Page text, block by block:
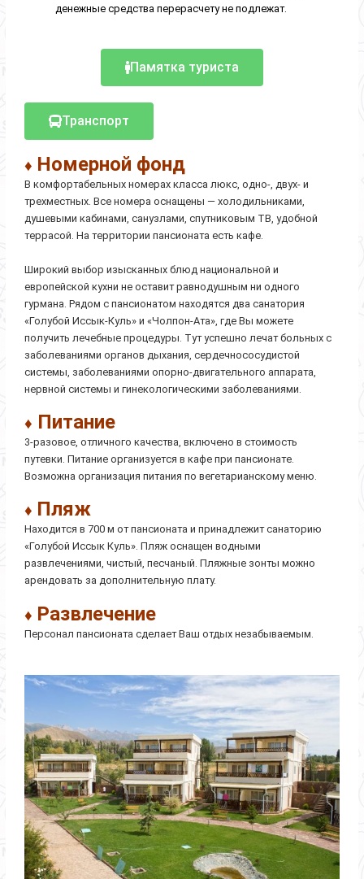
денежные средства перерасчету не подлежат.
Памятка туриста
Транспорт
♦ Номерной фонд
В комфортабельных номерах класса люкс, одно-, двух- и
трехместных. Все номера оснащены — холодильниками,
душевыми кабинами, санузлами, спутниковым ТВ, удобной
террасой. На территории пансионата есть кафе.
Широкий выбор изысканных блюд национальной и
европейской кухни не оставит равнодушным ни одного
гурмана. Рядом с пансионатом находятся два санатория
«Голубой Иссык-Куль» и «Чолпон-Ата», где Вы можете
получить лечебные процедуры. Тут успешно лечат больных с
заболеваниями органов дыхания, сердечнососудистой
системы, заболеваниями опорно-двигательного аппарата,
нервной системы и гинекологическими заболеваниями.
♦ Питание
3-разовое, отличного качества, включено в стоимость
путевки. Питание организуется в кафе при пансионате.
Возможна организация питания по вегетарианскому меню.
♦ Пляж
Находится в 700 м от пансионата и принадлежит санаторию
«Голубой Иссык Куль». Пляж оснащен водными
развлечениями, чистый, песчаный. Пляжные зонты можно
арендовать за дополнительную плату.
♦ Развлечение
Персонал пансионата сделает Ваш отдых незабываемым.